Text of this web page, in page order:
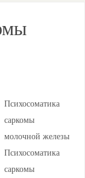
Психосоматика
саркомы
молочной железы
Психосоматика
саркомы